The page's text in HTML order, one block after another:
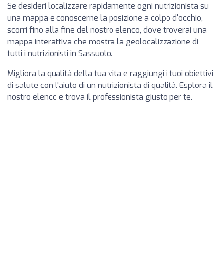
Se desideri localizzare rapidamente ogni nutrizionista su
una mappa e conoscerne la posizione a colpo d'occhio,
scorri fino alla fine del nostro elenco, dove troverai una
mappa interattiva che mostra la geolocalizzazione di
tutti i nutrizionisti in Sassuolo.
Migliora la qualità della tua vita e raggiungi i tuoi obiettivi
di salute con l'aiuto di un nutrizionista di qualità. Esplora il
nostro elenco e trova il professionista giusto per te.